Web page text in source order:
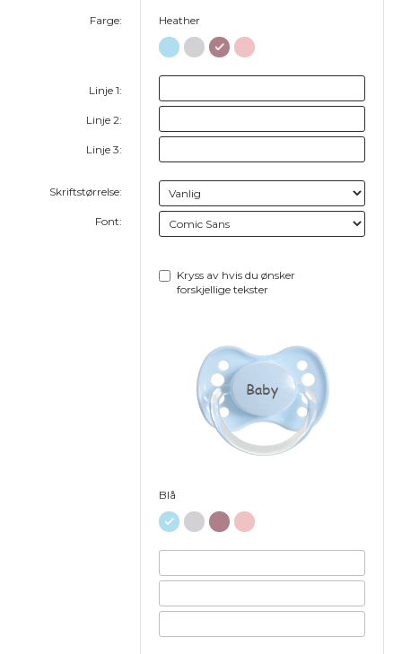
Farge:
Linje 1:
Linje 2:
Linje 3:
Skriftstørrelse:
Font:
Heather
Kryss av hvis du ønsker
forskjellige tekster
Baby
Blå